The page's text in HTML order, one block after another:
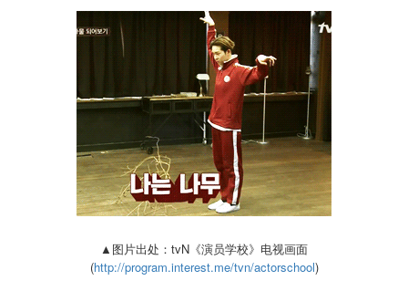
▲图片出处：tvN《演员学校》电视画面
(http://program.interest.me/tvn/actorschool)